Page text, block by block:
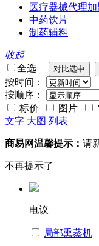
医疗器械代理加
中药饮片
制药辅料
收起
全选
按时间：
按顺序：
标价
图片
文字 大图 列表
商易网温馨提示： 请
不再提示了
电议
局部熏蒸机